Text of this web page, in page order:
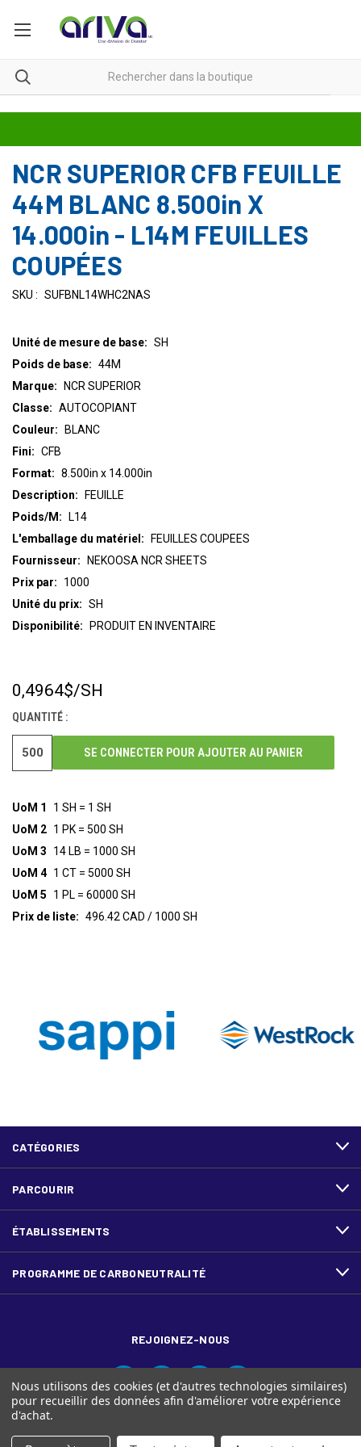
NCR SUPERIOR CFB FEUILLE
44M BLANC 8.500in X
14.000in - L14M FEUILLES
COUPÉES
SKU : SUFBNL14WHC2NAS
Classe: AUTOCOPIANT
Couleur:
BLANC
Description: FEUILLE
Fini: CFB
Fournisseur: NEKOOSA NCR SHEETS
L'emballage du matériel: FEUILLES COUPEES
Marque: NCR SUPERIOR
Poids de base: 44M
Poids/M: L14
Unité de mesure de base: SH
Prix par:
1000
Unité du prix: SH
Format: 8.500in x 14.000in
Disponibilité: PRODUIT EN INVENTAIRE
STOCK
0,4964$/SH
QUANTITÉ :
SE CONNECTER POUR AJOUTER AU PANIER
UoM 1
1 SH = 1 SH
UoM 2 1 PK = 500 SH
UoM 3
14 LB = 1000 SH
UoM 4 1 CT = 5000 SH
UoM 5
1 PL = 60000 SH
Prix de liste: 496.42 CAD / 1000 SH
CATÉGORIES
PARCOURIR
ÉTABLISSEMENTS
PROGRAMME DE CARBONEUTRALITÉ
REJOIGNEZ-NOUS
Nous utilisons des cookies (et d'autres technologies similaires)
pour recueillir des données afin d'améliorer votre expérience
d'achat.